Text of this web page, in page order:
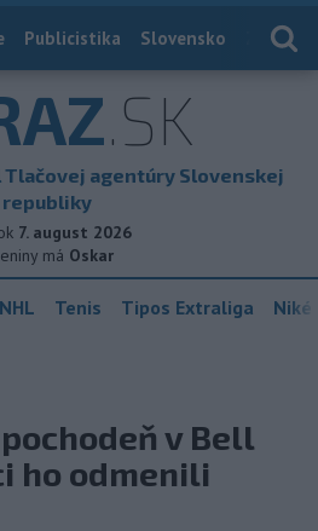
Publicistika Slovensko
.SK
agentúry Slovenskej
republiky
7. august 2026
má Oskar
NHL Tenis Tipos Extraliga
v Bell
ho odmenili